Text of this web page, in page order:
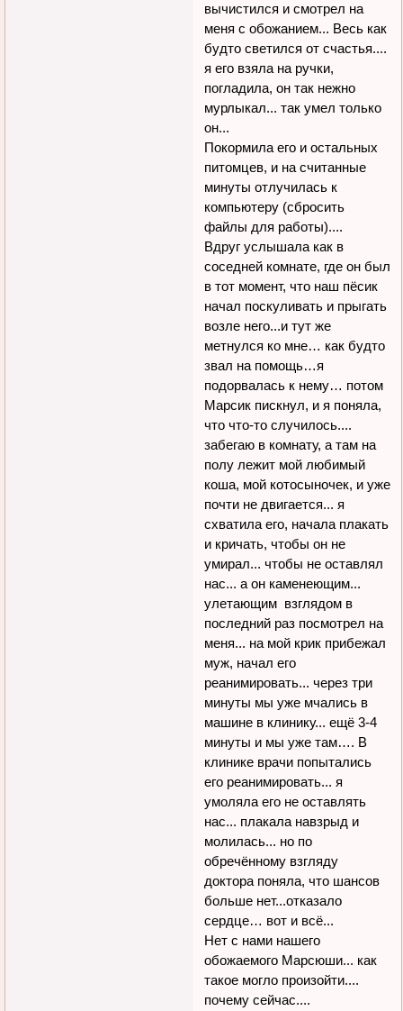
вычистился и смотрел на
меня с обожанием... Весь как
будто светился от счастья....
я его взяла на ручки,
погладила, он так нежно
мурлыкал... так умел только
он...
Покормила его и остальных
питомцев, и на считанные
минуты отлучилась к
компьютеру (сбросить
файлы для работы)....
Вдруг услышала как в
соседней комнате, где он был
в тот момент, что наш пёсик
начал поскуливать и прыгать
возле него...и тут же
метнулся ко мне… как будто
звал на помощь…я
подорвалась к нему… потом
Марсик пискнул, и я поняла,
что что-то случилось....
забегаю в комнату, а там на
полу лежит мой любимый
коша, мой котосыночек, и уже
почти не двигается... я
схватила его, начала плакать
и кричать, чтобы он не
умирал... чтобы не оставлял
нас... а он каменеющим...
улетающим взглядом в
последний раз посмотрел на
меня... на мой крик прибежал
муж, начал его
реанимировать... через три
минуты мы уже мчались в
машине в клинику... ещё 3-4
минуты и мы уже там…. В
клинике врачи попытались
его реанимировать... я
умоляла его не оставлять
нас... плакала навзрыд и
молилась... но по
обречённому взгляду
доктора поняла, что шансов
больше нет...отказало
сердце… вот и всё...
Нет с нами нашего
обожаемого Марсюши... как
такое могло произойти....
почему сейчас....